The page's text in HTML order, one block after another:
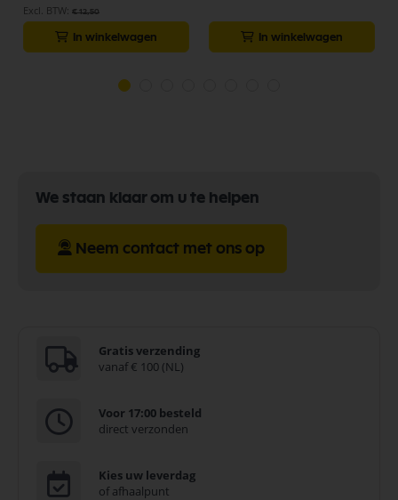
€ 12,50
In winkelwagen In winkelwagen
We staan klaar om u te helpen
Neem contact met ons op
Gratis verzending
vanaf € 100 (NL)
Voor 17:00 besteld
direct verzonden
Kies uw leverdag
of afhaalpunt